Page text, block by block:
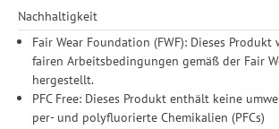
Nachhaltigkeit
Fair Wear Foundation (FWF): Dieses
fairen Arbeitsbedingungen gemäß der Fair
hergestellt.
PFC Free: Dieses Produkt enthält keine
per- und polyfluorierte Chemikalien (PFCs)